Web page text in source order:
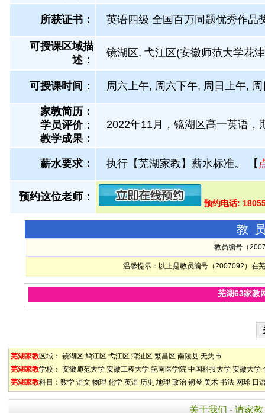
所获证书 ： 英语四级 全国百万同题优秀作品
可授课区域描
述：
镜湖区, 弋江区(安徽师范大学花
可授课时间： 周六上午, 周六下午, 周日上午,
家教简历：
学员评价：
教学成果：
2022年11月，镜湖区高一英语，
薪水要求： 执行【芜湖家教】薪水标准。 【
预约这位老师：
预约电话:
教
教员编号（
温馨提示：以上是教员编号（2007092）在
芜湖63家教
芜湖家教区域： 镜湖区 鸠江区 弋江区 湾沚区 繁昌区 南陵县 无为市
芜湖家教学校： 安徽师范大学 安徽工程大学 皖南医学院 中国科技大学 安徽大学
芜湖家教科目： 数学 语文 物理 化学 英语 历史 地理 政治 钢琴 美术 书法 网球 日
关于我们 - 请家教